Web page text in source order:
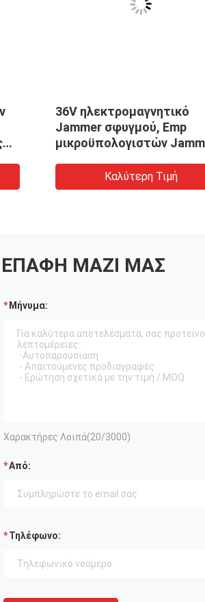
36V ηλεκτρομαγνητικό
Jammer σφυγμού, Emp
μικροϋπολογιστών
φρούτων πόκερ
Καλύτερη Τιμή
ΕΠΑΦΉ ΜΑΖΊ ΜΑΣ
Μήνυμα:
Χαρακτήρες Λοιπά(20/3000)
Από:
Τηλέφωνο: